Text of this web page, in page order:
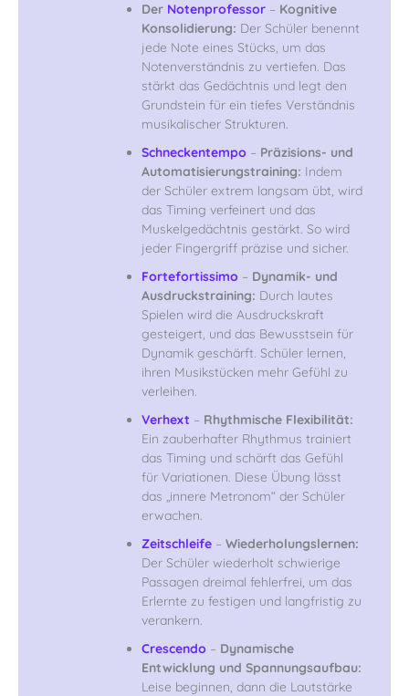
Der Notenprofessor – Kognitive
Konsolidierung: Der Schüler benennt
jede Note eines Stücks, um das
Notenverständnis zu vertiefen. Das
stärkt das Gedächtnis und legt den
Grundstein für ein tiefes Verständnis
musikalischer Strukturen.
Schneckentempo – Präzisions- und
Automatisierungstraining: Indem
der Schüler extrem langsam übt, wird
das Timing verfeinert und das
Muskelgedächtnis gestärkt. So wird
jeder Fingergriff präzise und sicher.
Fortefortissimo – Dynamik- und
Ausdruckstraining: Durch lautes
Spielen wird die Ausdruckskraft
gesteigert, und das Bewusstsein für
Dynamik geschärft. Schüler lernen,
ihren Musikstücken mehr Gefühl zu
verleihen.
Verhext – Rhythmische Flexibilität:
Ein zauberhafter Rhythmus trainiert
das Timing und schärft das Gefühl
für Variationen. Diese Übung lässt
das „innere Metronom“ der Schüler
erwachen.
Zeitschleife – Wiederholungslernen:
Der Schüler wiederholt schwierige
Passagen dreimal fehlerfrei, um das
Erlernte zu festigen und langfristig zu
verankern.
Crescendo – Dynamische
Entwicklung und Spannungsaufbau:
Leise beginnen, dann die Lautstärke